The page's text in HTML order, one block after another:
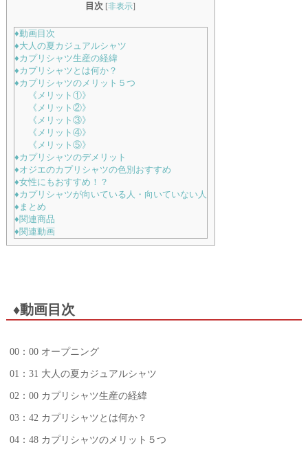
目次 [非表示]
♦動画目次
♦大人の夏カジュアルシャツ
♦カプリシャツ生産の経緯
♦カプリシャツとは何か？
♦カプリシャツのメリット５つ
《メリット①》
《メリット②》
《メリット③》
《メリット④》
《メリット⑤》
♦カプリシャツのデメリット
♦オジエのカプリシャツの色別おすすめ
♦女性にもおすすめ！？
♦カプリシャツが向いている人・向いていない人
♦まとめ
♦関連商品
♦関連動画
♦動画目次
00：00 オープニング
01：31 大人の夏カジュアルシャツ
02：00 カプリシャツ生産の経緯
03：42 カプリシャツとは何か？
04：48 カプリシャツのメリット５つ